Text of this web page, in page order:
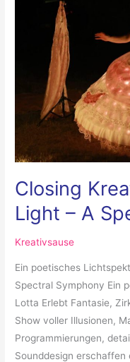
Closing
Light – A
Kreativsause
Ein poetisches
Spectral Symphony Ein
Lotta Erlebt Fantasie,
Show voller Illusionen,
Programmierungen,
Sounddesign erschaffen
Symphony